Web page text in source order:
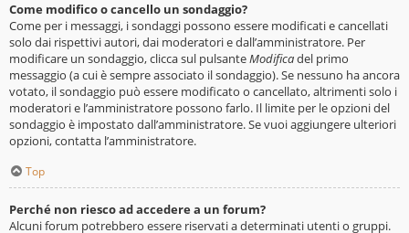
Come modifico o cancello un sondaggio?
Come per i messaggi, i sondaggi possono essere modificati e cancellati
solo dai rispettivi autori, dai moderatori e dall’amministratore. Per
modificare un sondaggio, clicca sul pulsanteModificadel primo
messaggio (a cui è sempre associato il sondaggio). Se nessuno ha ancora
votato, il sondaggio può essere modificato o cancellato, altrimenti solo i
moderatori e l’amministratore possono farlo. Il limite per le opzioni del
sondaggio è impostato dall’amministratore. Se vuoi aggiungere ulteriori
opzioni, contatta l’amministratore.
Top
Perché non riesco ad accedere a un forum?
Alcuni forum potrebbero essere riservati a determinati utenti o gruppi.